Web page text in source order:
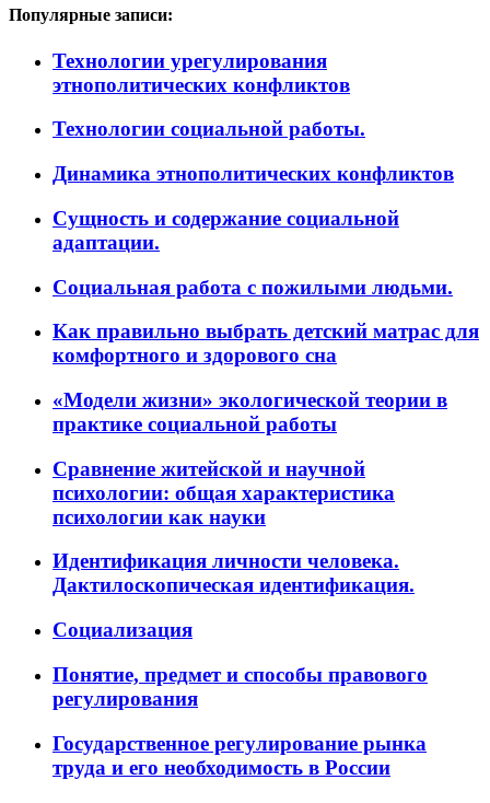
Популярные записи:
Технологии урегулирования
этнополитических конфликтов
Технологии социальной работы.
Динамика этнополитических конфликтов
Сущность и содержание социальной
адаптации.
Социальная работа с пожилыми людьми.
Как правильно выбрать детский матрас для
комфортного и здорового сна
«Модели жизни» экологической теории в
практике социальной работы
Сравнение житейской и научной
психологии: общая характеристика
психологии как науки
Идентификация личности человека.
Дактилоскопическая идентификация.
Социализация
Понятие, предмет и способы правового
регулирования
Государственное регулирование рынка
труда и его необходимость в России